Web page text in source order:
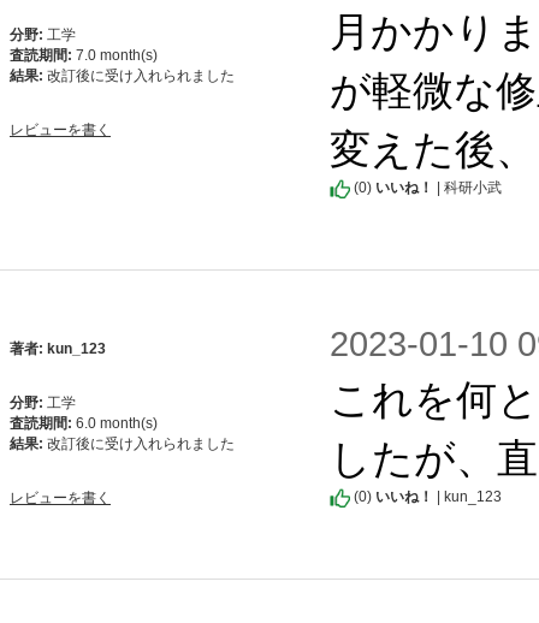
分野: 工学
査読期間: 7.0 month(s)
結果: 改訂後に受け入れられました
レビューを書く
月かかり
が軽微な
変えた後
(0) いいね！ | 科研小武
著者: kun_123
分野: 工学
査読期間: 6.0 month(s)
結果: 改訂後に受け入れられました
レビューを書く
2023-01-10
これを何
したが、
(0) いいね！ | kun_123